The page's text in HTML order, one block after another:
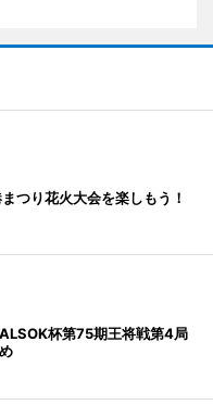
つり花火大会を楽しもう！
杯第75期王将戦第4局